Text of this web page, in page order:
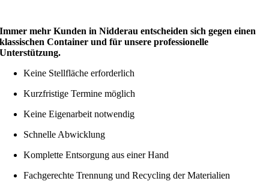
Immer mehr Kunden in Nidderau entscheiden sich gegen einen
klassischen Container und für unsere professionelle
Unterstützung.
Keine Stellfläche erforderlich
Kurzfristige Termine möglich
Keine Eigenarbeit notwendig
Schnelle Abwicklung
Komplette Entsorgung aus einer Hand
Fachgerechte Trennung und Recycling der Materialien